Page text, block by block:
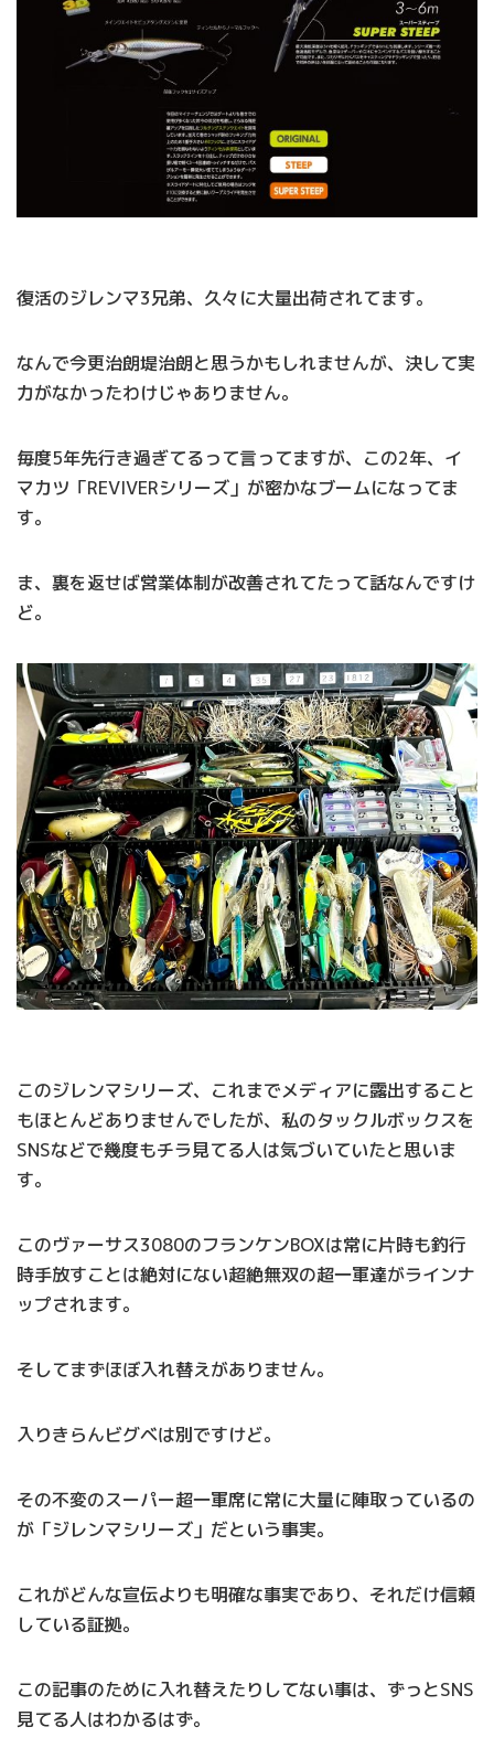
復活のジレンマ3兄弟、久々に大量出荷されてます。
なんで今更治朗堤治朗と思うかもしれませんが、決して実
力がなかったわけじゃありません。
毎度5年先行き過ぎてるって言ってますが、この2年、イ
マカツ「REVIVERシリーズ」が密かなブームになってま
す。
ま、裏を返せば営業体制が改善されてたって話なんですけ
ど。
このジレンマシリーズ、これまでメディアに露出すること
もほとんどありませんでしたが、私のタックルボックスを
SNSなどで幾度もチラ見てる人は気づいていたと思いま
す。
このヴァーサス3080のフランケンBOXは常に片時も釣行
時手放すことは絶対にない超絶無双の超一軍達がラインナ
ップされます。
そしてまずほぼ入れ替えがありません。
入りきらんビグベは別ですけど。
その不変のスーパー超一軍席に常に大量に陣取っているの
が「ジレンマシリーズ」だという事実。
これがどんな宣伝よりも明確な事実であり、それだけ信頼
している証拠。
この記事のために入れ替えたりしてない事は、ずっとSNS
見てる人はわかるはず。